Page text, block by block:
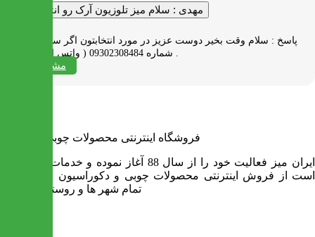
مهدی : سلام میز تلوزیون آرک رو انتخاب کردم
پاسخ : سلام وقت بخیر دوست عزیز در مورد انتخابتون اگر سوالی دارید به
مشاهده همه
فروشگاه اینترنتی محصولات چوبی ایران میز
ایران میز فعالیت خود را از سال 88 آغاز نموده و خدمات آن عبارت
است از فروش اینترنتی محصولات چوبی و دکوراسیون و ارسال به
تمام شهر ها و روستاهای کشور